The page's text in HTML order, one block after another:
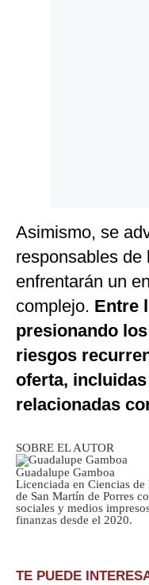
Asimismo, se
responsables
enfrentarán un
complejo. Entre
presionando
riesgos
oferta,
relacionadas
SOBRE EL AUTOR
Guadalupe Gamboa
Licenciada en Ciencias
de San Martín de Porres
sociales y medios
finanzas desde el 2020.
TE PUEDE